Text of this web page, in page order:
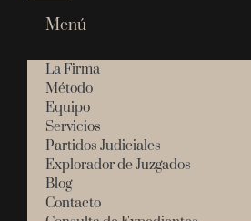
Menú
La Firma
Método
Equipo
Servicios
Partidos Judiciales
Explorador de Juzgados
Blog
Contacto